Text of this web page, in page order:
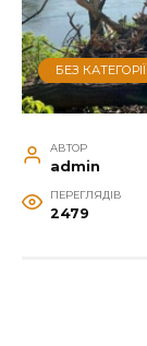
БЕЗ КАТЕГОРІЇ
АВТОР
admin
ПЕРЕГЛЯДІВ
2479